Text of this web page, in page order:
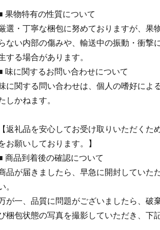
果物特有の性質について
選・丁寧な梱包に努めておりますが、果
ない内部の傷みや、輸送中の振動・衝撃
する場合があります。
味に関するお問い合わせについて
に関する問い合わせは、個人の嗜好によ
しかねます。
【返礼品を安心してお受け取りいただくた
お願いしております。】
商品到着後の確認について
品が届きましたら、早急に開封していた
。
が一、品質に問題がございましたら、破
梱包状態の写真を撮影していただき、下